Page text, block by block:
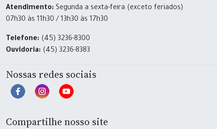
Atendimento: Segunda a sexta-feira (exceto feriados)
07h30 às 11h30 / 13h30 às 17h30
Telefone: (45) 3236-8300
Ouvidoria: (45) 3236-8383
Nossas redes sociais
Compartilhe nosso site